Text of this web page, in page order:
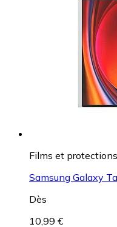
Films et
Samsung Galaxy
Dès
10,99 €